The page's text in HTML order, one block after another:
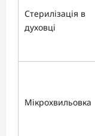
Стерилізація в
духовці
Мікрохвильовка